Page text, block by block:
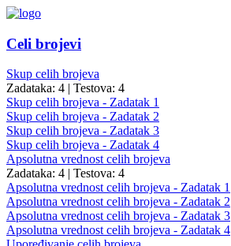
Celi brojevi
Skup celih brojeva
Zadataka: 4 | Testova: 4
Skup celih brojeva - Zadatak 1
Skup celih brojeva - Zadatak 2
Skup celih brojeva - Zadatak 3
Skup celih brojeva - Zadatak 4
Apsolutna vrednost celih brojeva
Zadataka: 4 | Testova: 4
Apsolutna vrednost celih brojeva - Zadatak 1
Apsolutna vrednost celih brojeva - Zadatak 2
Apsolutna vrednost celih brojeva - Zadatak 3
Apsolutna vrednost celih brojeva - Zadatak 4